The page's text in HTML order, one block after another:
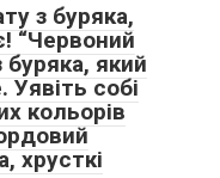
з буряка,
“Червоний
який
собі
кольорів
хрусткі